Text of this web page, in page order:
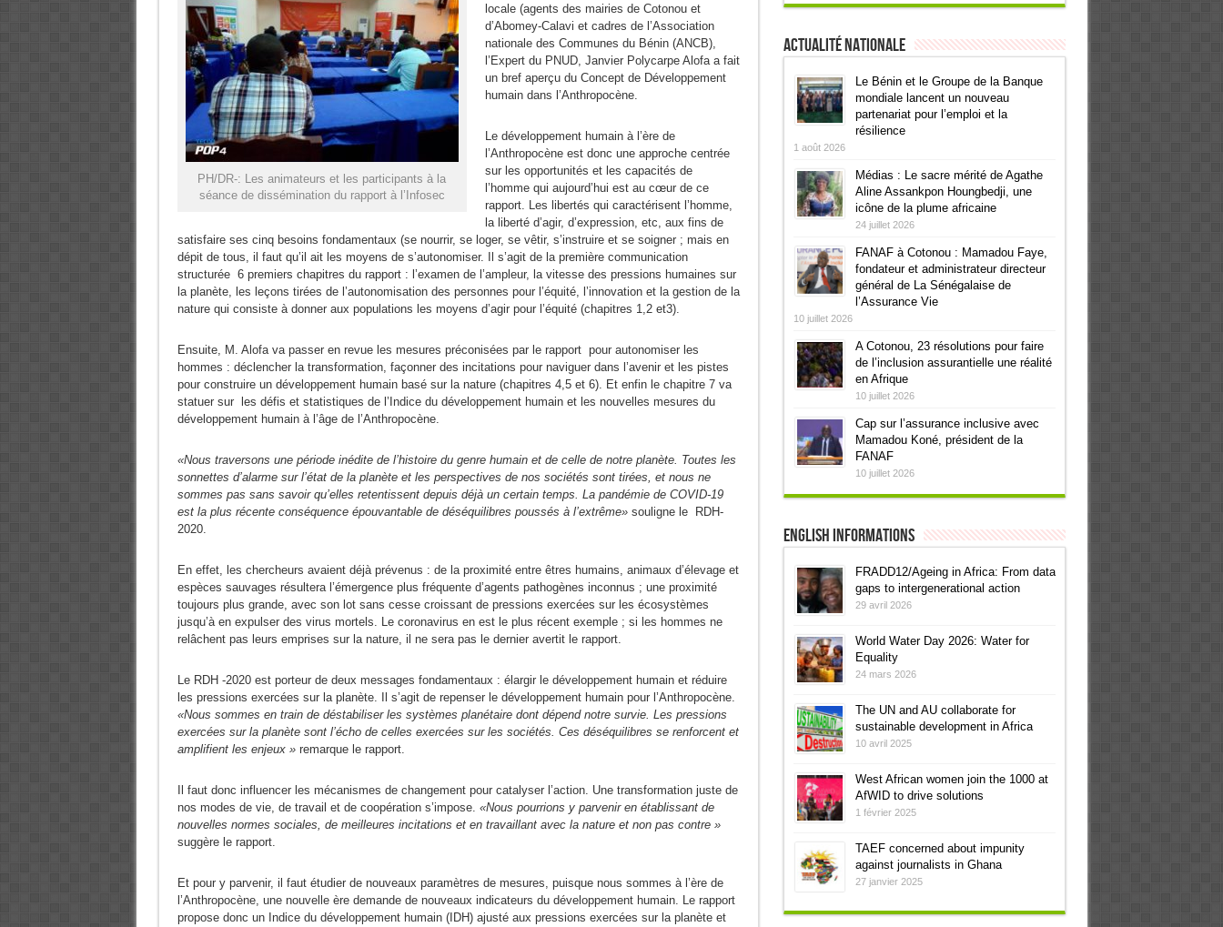
PH/DR-: Les animateurs et les participants à la
séance de dissémination du rapport à l’Infosec
locale (agents des mairies de Cotonou et
d’Abomey-Calavi et cadres de l’Association
nationale des Communes du Bénin (ANCB),
l’Expert du PNUD, Janvier Polycarpe Alofa a fait
un bref aperçu du Concept de Développement
humain dans l’Anthropocène.
Le développement humain à l’ère de
l’Anthropocène est donc une approche centrée
sur les opportunités et les capacités de
l’homme qui aujourd’hui est au cœur de ce
rapport. Les libertés qui caractérisent l’homme,
la liberté d’agir, d’expression, etc, aux fins de
satisfaire ses cinq besoins fondamentaux (se nourrir, se loger, se vêtir, s’instruire et se soigner ; mais en
dépit de tous, il faut qu’il ait les moyens de s’autonomiser. Il s’agit de la première communication
structurée 6 premiers chapitres du rapport : l’examen de l’ampleur, la vitesse des pressions humaines sur
la planète, les leçons tirées de l’autonomisation des personnes pour l’équité, l’innovation et la gestion de la
nature qui consiste à donner aux populations les moyens d’agir pour l’équité (chapitres 1,2 et3).
Ensuite, M. Alofa va passer en revue les mesures préconisées par le rapport pour autonomiser les
hommes : déclencher la transformation, façonner des incitations pour naviguer dans l’avenir et les pistes
pour construire un développement humain basé sur la nature (chapitres 4,5 et 6). Et enfin le chapitre 7 va
statuer sur les défis et statistiques de l’Indice du développement humain et les nouvelles mesures du
développement humain à l’âge de l’Anthropocène.
«Nous traversons une période inédite de l’histoire du genre humain et de celle de notre planète. Toutes les
sonnettes d’alarme sur l’état de la planète et les perspectives de nos sociétés sont tirées, et nous ne
sommes pas sans savoir qu’elles retentissent depuis déjà un certain temps. La pandémie de COVID-19
est la plus récente conséquence épouvantable de déséquilibres poussés à l’extrême»souligne le RDH-
2020.
En effet, les chercheurs avaient déjà prévenus : de la proximité entre êtres humains, animaux d’élevage et
espèces sauvages résultera l’émergence plus fréquente d’agents pathogènes inconnus ; une proximité
toujours plus grande, avec son lot sans cesse croissant de pressions exercées sur les écosystèmes
jusqu’à en expulser des virus mortels. Le coronavirus en est le plus récent exemple ; si les hommes ne
relâchent pas leurs emprises sur la nature, il ne sera pas le dernier avertit le rapport.
Le RDH -2020 est porteur de deux messages fondamentaux : élargir le développement humain et réduire
les pressions exercées sur la planète. Il s’agit de repenser le développement humain pour l’Anthropocène.
«Nous sommes en train de déstabiliser les systèmes planétaire dont dépend notre survie. Les pressions
exercées sur la planète sont l’écho de celles exercées sur les sociétés. Ces déséquilibres se renforcent et
amplifient les enjeux »remarque le rapport.
Il faut donc influencer les mécanismes de changement pour catalyser l’action. Une transformation juste de
nos modes de vie, de travail et de coopération s’impose. «Nous pourrions y parvenir en établissant de
nouvelles normes sociales, de meilleures incitations et en travaillant avec la nature et non pas contre »
suggère le rapport.
Et pour y parvenir, il faut étudier de nouveaux paramètres de mesures, puisque nous sommes à l’ère de
l’Anthropocène, une nouvelle ère demande de nouveaux indicateurs du développement humain. Le rapport
propose donc un Indice du développement humain (IDH) ajusté aux pressions exercées sur la planète et
Actualité Nationale
Le Bénin et le Groupe de la Banque
mondiale lancent un nouveau
partenariat pour l’emploi et la
résilience
1 août 2026
Médias : Le sacre mérité de Agathe
Aline Assankpon Houngbedji, une
icône de la plume africaine
24 juillet 2026
FANAF à Cotonou : Mamadou Faye,
fondateur et administrateur directeur
général de La Sénégalaise de
l’Assurance Vie
10 juillet 2026
A Cotonou, 23 résolutions pour faire
de l’inclusion assurantielle une réalité
en Afrique
10 juillet 2026
Cap sur l’assurance inclusive avec
Mamadou Koné, président de la
FANAF
10 juillet 2026
English informations
FRADD12/Ageing in Africa: From data
gaps to intergenerational action
29 avril 2026
World Water Day 2026: Water for
Equality
24 mars 2026
The UN and AU collaborate for
sustainable development in Africa
10 avril 2025
West African women join the 1000 at
AfWID to drive solutions
1 février 2025
TAEF concerned about impunity
against journalists in Ghana
27 janvier 2025